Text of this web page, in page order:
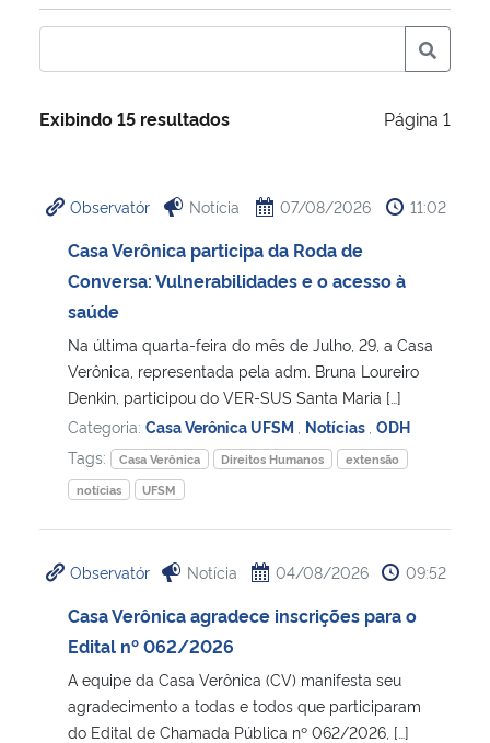
Ministério da Educação
Ministério de Minas e Energia
Ministério da Ciência, Tecnologia, Inovações e Comunicações
Ministério do Meio Ambiente
Ministério do Turismo
Controladoria-Geral da União
Ministério da Mulher, da Família e dos Direitos Humanos
Exibindo 15 resultados Página 1
Observatór Notícia 07/08/2026 11:02
Casa Verônica participa da Roda de
Conversa: Vulnerabilidades e o acesso à
saúde
Na última quarta-feira do mês de Julho, 29, a Casa
Verônica, representada pela adm. Bruna Loureiro
Denkin, participou do VER-SUS Santa Maria […]
Categoria: Casa Verônica UFSM Notícias ODH
Tags:
Casa Verônica Direitos Humanos
extensão
notícias
UFSM
Observatór Notícia 04/08/2026 09:52
Casa Verônica agradece inscrições para o
Edital nº 062/2026
A equipe da Casa Verônica (CV) manifesta seu
agradecimento a todas e todos que participaram
do Edital de Chamada Pública nº 062/2026, […]